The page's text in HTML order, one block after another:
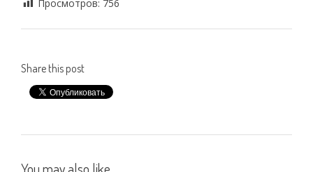
Просмотров: 756
Share this post
You may also like...